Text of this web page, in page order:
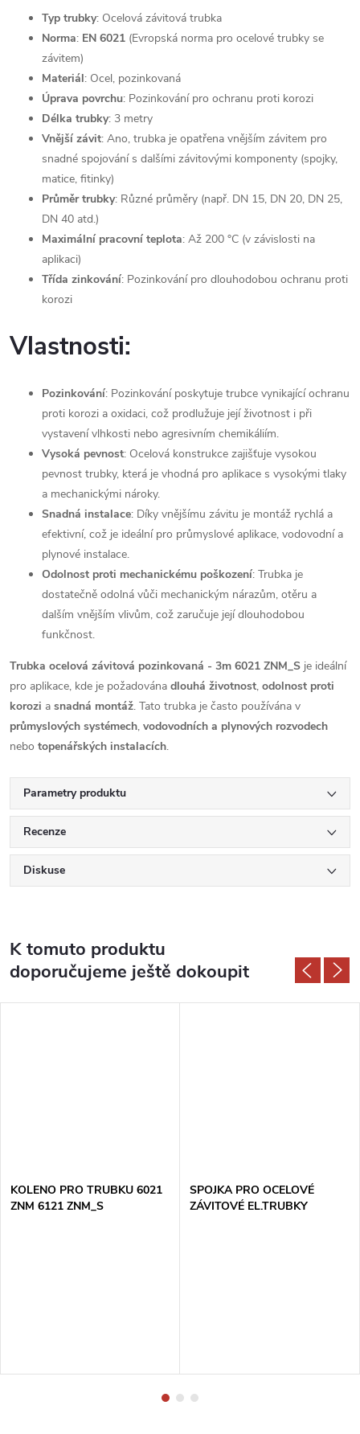
Typ trubky: Ocelová závitová trubka
Norma: EN 6021 (Evropská norma pro ocelové trubky se
závitem)
Materiál: Ocel, pozinkovaná
Úprava povrchu: Pozinkování pro ochranu proti korozi
Délka trubky: 3 metry
Vnější závit: Ano, trubka je opatřena vnějším závitem pro
snadné spojování s dalšími závitovými komponenty (spojky,
matice, fitinky)
Průměr trubky: Různé průměry (např. DN 15, DN 20, DN 25,
DN 40 atd.)
Maximální pracovní teplota: Až 200 °C (v závislosti na
aplikaci)
Třída zinkování: Pozinkování pro dlouhodobou ochranu proti
korozi
Vlastnosti:
Pozinkování: Pozinkování poskytuje trubce vynikající ochranu
proti korozi a oxidaci, což prodlužuje její životnost i při
vystavení vlhkosti nebo agresivním chemikáliím.
Vysoká pevnost: Ocelová konstrukce zajišťuje vysokou
pevnost trubky, která je vhodná pro aplikace s vysokými tlaky
a mechanickými nároky.
Snadná instalace: Díky vnějšímu závitu je montáž rychlá a
efektivní, což je ideální pro průmyslové aplikace, vodovodní a
plynové instalace.
Odolnost proti mechanickému poškození: Trubka je
dostatečně odolná vůči mechanickým nárazům, otěru a
dalším vnějším vlivům, což zaručuje její dlouhodobou
funkčnost.
Trubka ocelová závitová pozinkovaná - 3m 6021 ZNM_S je ideální
pro aplikace, kde je požadována dlouhá životnost, odolnost proti
korozi a snadná montáž. Tato trubka je často používána v
průmyslových systémech, vodovodních a plynových rozvodech
nebo topenářských instalacích.
Parametry produktu
Recenze
Diskuse
K tomuto produktu
doporučujeme ještě dokoupit
KOLENO PRO TRUBKU 6021
ZNM 6121 ZNM_S
SPOJKA PRO OCELOVÉ
ZÁVITOVÉ EL.TRUBKY